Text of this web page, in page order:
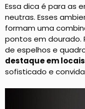
Essa dica é para as
neutras. Esses
formam uma
pontos em dourado.
de espelhos e
destaque em
sofisticado e